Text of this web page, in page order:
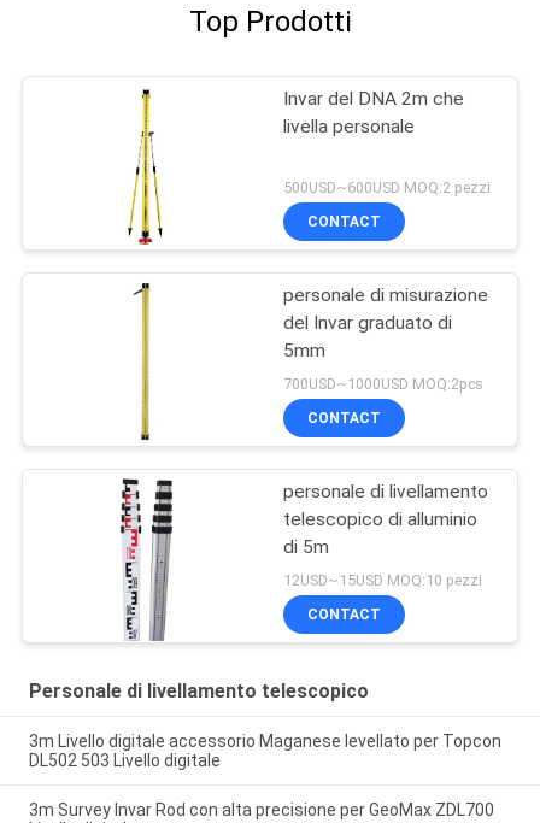
Top Prodotti
Invar del DNA 2m che
livella personale
500USD~600USD MOQ:2 pezzi
CONTACT
personale di misurazione
del Invar graduato di
5mm
700USD~1000USD MOQ:2pcs
CONTACT
personale di livellamento
telescopico di alluminio
di 5m
12USD~15USD MOQ:10 pezzi
CONTACT
Personale di livellamento telescopico
3m Livello digitale accessorio Maganese levellato per Topcon
DL502 503 Livello digitale
3m Survey Invar Rod con alta precisione per GeoMax ZDL700